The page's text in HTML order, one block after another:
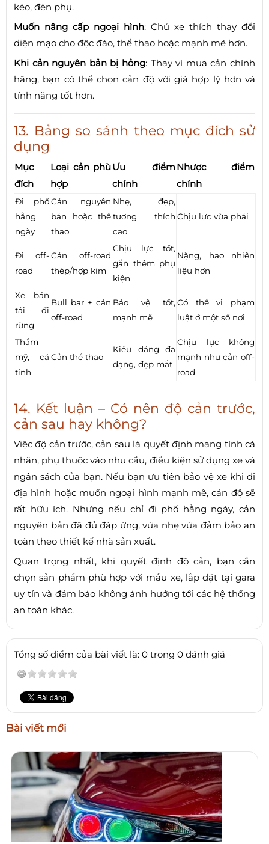
kéo, đèn phụ.
Muốn nâng cấp ngoại hình: Chủ xe thích thay đổi
diện mạo cho độc đáo, thể thao hoặc mạnh mẽ hơn.
Khi cản nguyên bản bị hỏng: Thay vì mua cản chính
hãng, bạn có thể chọn cản độ với giá hợp lý hơn và
tính năng tốt hơn.
13. Bảng so sánh theo mục đích sử
dụng
Mục
đích
Loại cản phù
hợp
Ưu điểm
chính
Nhược điểm
chính
Đi phố
hằng
ngày
Cản nguyên
bản hoặc thể
thao
Nhẹ, đẹp,
tương thích
cao
Chịu lực vừa phải
Đi off-
road
Cản off-road
thép/hợp kim
Chịu lực tốt,
gắn thêm phụ
kiện
Nặng, hao nhiên
liệu hơn
Xe bán
tải đi
rừng
Bull bar + cản
off-road
Bảo vệ tốt,
mạnh mẽ
Có thể vi phạm
luật ở một số nơi
Thẩm
mỹ, cá
tính
Cản thể thao
Kiểu dáng đa
dạng, đẹp mắt
Chịu lực không
mạnh như cản off-
road
14. Kết luận – Có nên độ cản trước,
cản sau hay không?
Việc độ cản trước, cản sau là quyết định mang tính cá
nhân, phụ thuộc vào nhu cầu, điều kiện sử dụng xe và
ngân sách của bạn. Nếu bạn ưu tiên bảo vệ xe khi đi
địa hình hoặc muốn ngoại hình mạnh mẽ, cản độ sẽ
rất hữu ích. Nhưng nếu chỉ đi phố hằng ngày, cản
nguyên bản đã đủ đáp ứng, vừa nhẹ vừa đảm bảo an
toàn theo thiết kế nhà sản xuất.
Quan trọng nhất, khi quyết định độ cản, bạn cần
chọn sản phẩm phù hợp với mẫu xe, lắp đặt tại gara
uy tín và đảm bảo không ảnh hưởng tới các hệ thống
an toàn khác.
Tổng số điểm của bài viết là: 0 trong 0 đánh giá
Bài viết mới